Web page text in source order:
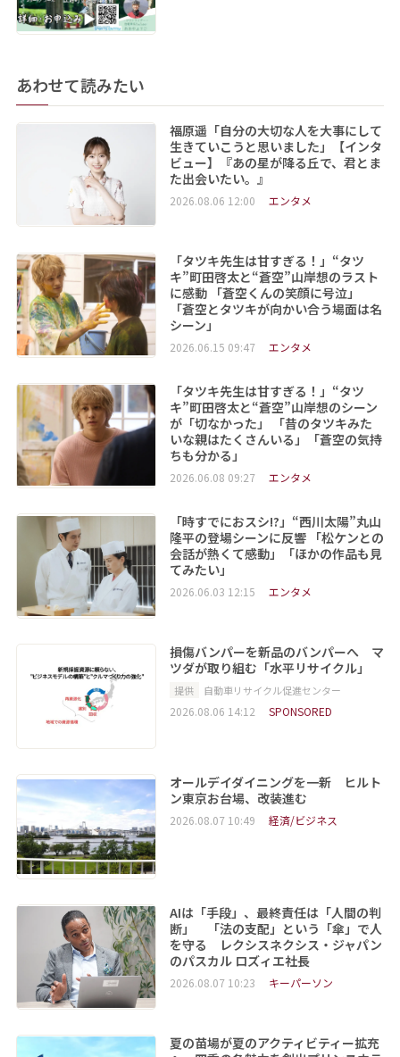
あわせて読みたい
福原遥「自分の大切な人を大事にして
生きていこうと思いました」【インタ
ビュー】『あの星が降る丘で、君とま
た出会いたい。』
2026.08.06 12:00 エンタメ
「タツキ先生は甘すぎる！」“タツ
キ”町田啓太と“蒼空”山岸想のラスト
に感動 「蒼空くんの笑顔に号泣」
「蒼空とタツキが向かい合う場面は名
シーン」
2026.06.15 09:47 エンタメ
「タツキ先生は甘すぎる！」“タツ
キ”町田啓太と“蒼空”山岸想のシーン
が「切なかった」 「昔のタツキみた
いな親はたくさんいる」「蒼空の気持
ちも分かる」
2026.06.08 09:27 エンタメ
「時すでにおスシ!?」“西川太陽”丸山
隆平の登場シーンに反響 「松ケンとの
会話が熱くて感動」「ほかの作品も見
てみたい」
2026.06.03 12:15 エンタメ
損傷バンパーを新品のバンパーへ マ
ツダが取り組む「水平リサイクル」
提供 自動車リサイクル促進センター
2026.08.06 14:12 SPONSORED
オールデイダイニングを一新 ヒルト
ン東京お台場、改装進む
2026.08.07 10:49 経済/ビジネス
AIは「手段」、最終責任は「人間の判
断」 「法の支配」という「傘」で人
を守る レクシスネクシス・ジャパン
のパスカル ロズィエ社長
2026.08.07 10:23 キーパーソン
夏の苗場が夏のアクティビティー拡充